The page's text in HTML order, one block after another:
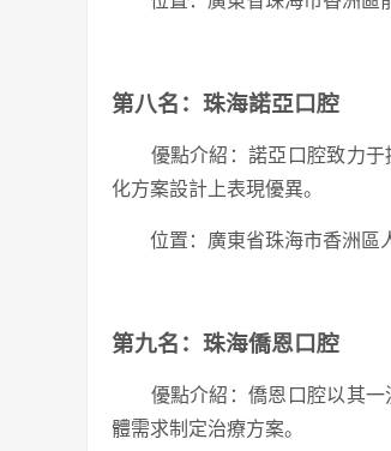
第八名：珠海諾亞口腔
優點介紹：諾亞口腔致力于
化方案設計上表現優異。
位置：廣東省珠海市香洲區人
第九名：珠海僑恩口腔
優點介紹：僑恩口腔以其一
體需求制定治療方案。